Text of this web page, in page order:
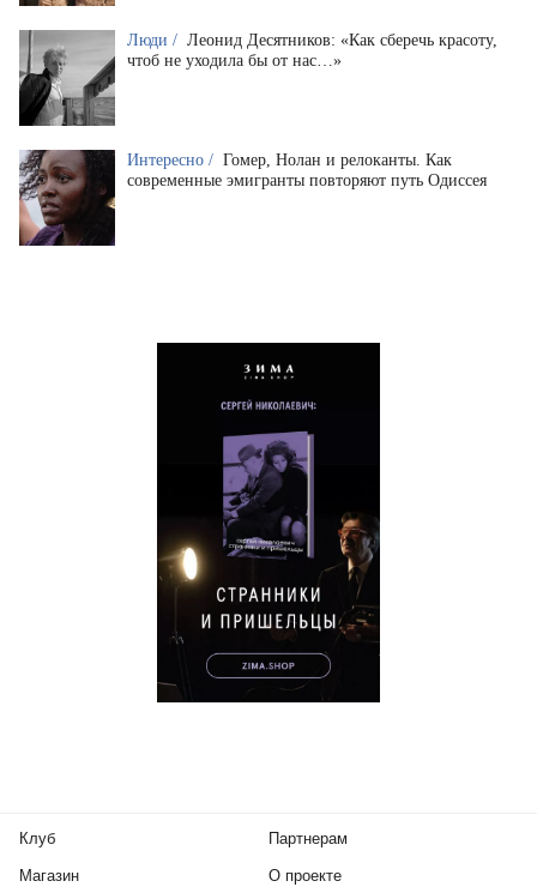
Люди / Леонид Десятников: «Как сберечь красоту,
чтоб не уходила бы от нас…»
Интересно / Гомер, Нолан и релоканты. Как
современные эмигранты повторяют путь Одиссея
Клуб
Магазин
Партнерам
О проекте